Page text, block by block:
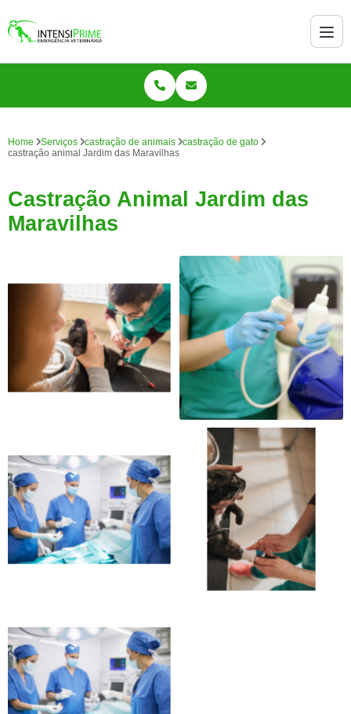
Home Serviços castração de animais
castração de gato
castração animal Jardim das Maravilhas
Castração Animal Jardim das
Maravilhas